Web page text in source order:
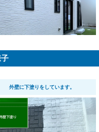
外壁に下塗りをしています。